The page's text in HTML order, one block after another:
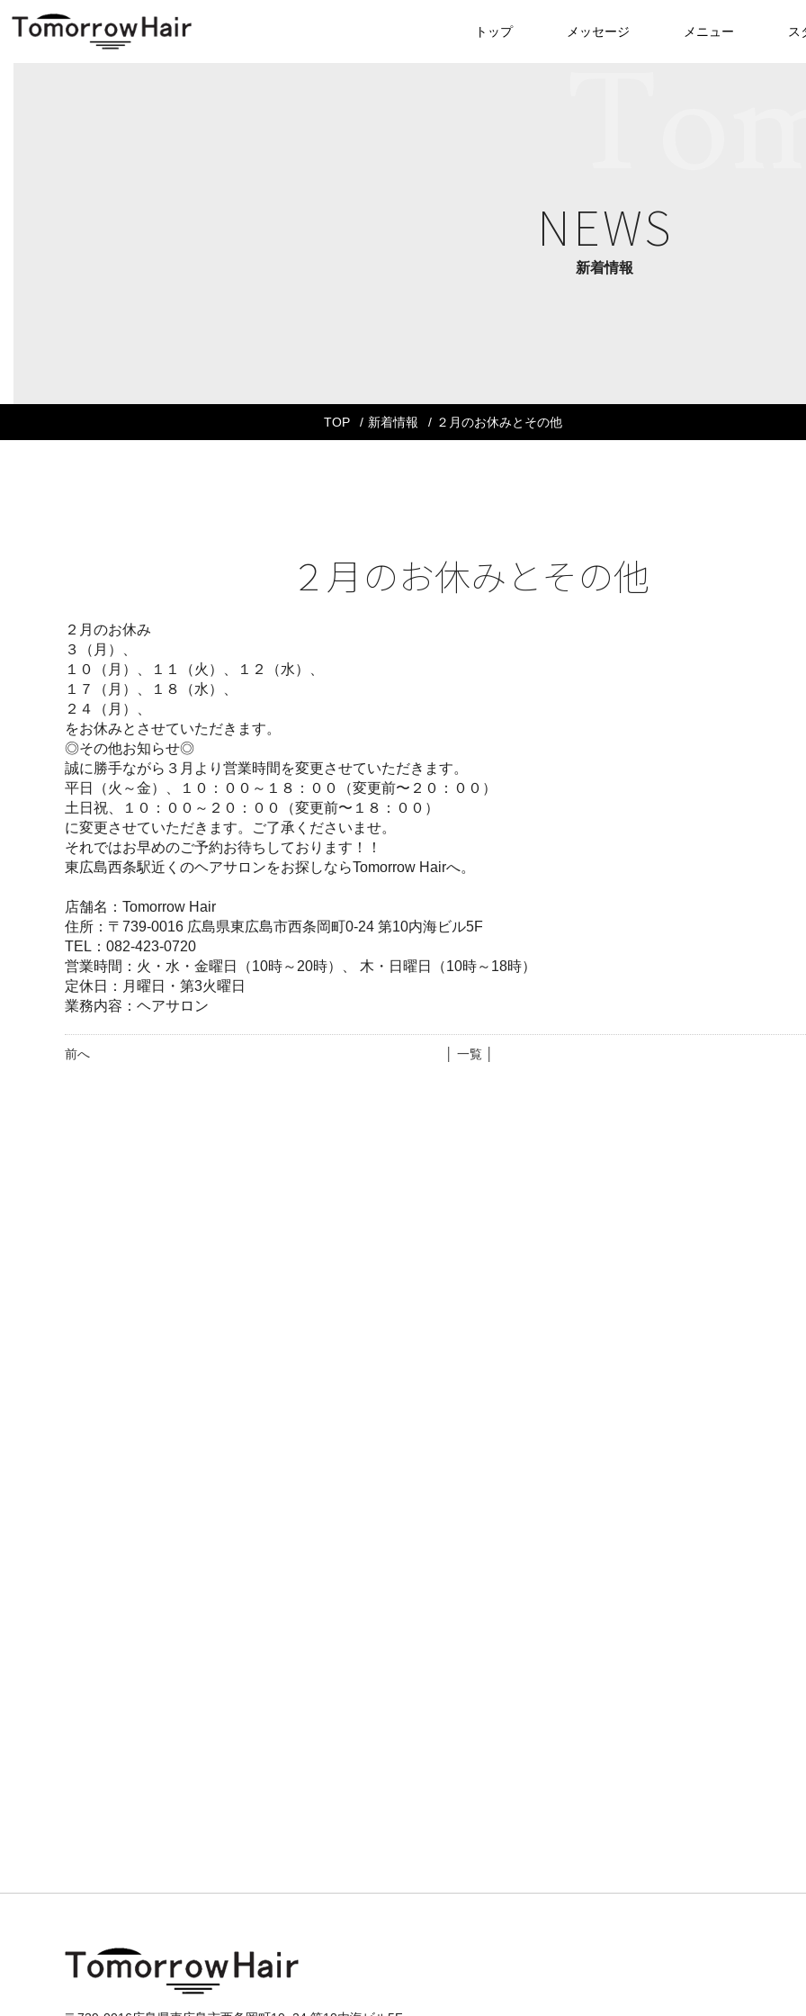
トップ メッセージ メニュー ス
NEWS
新着情報
TOP 新着情報 ２月のお休みとその他
２月のお休みとその他
２月のお休み
３（月）、
１０（月）、１１（火）、１２（水）、
１７（月）、１８（水）、
２４（月）、
をお休みとさせていただきます。
◎その他お知らせ◎
誠に勝手ながら３月より営業時間を変更させていただきます。
平日（火～金）、１０：００～１８：００（変更前〜２０：００）
土日祝、１０：００～２０：００（変更前〜１８：００）
に変更させていただきます。ご了承くださいませ。
それではお早めのご予約お待ちしております！！
東広島西条駅近くのヘアサロンをお探しならTomorrow Hairへ。
店舗名：Tomorrow Hair
住所：〒739-0016 広島県東広島市西条岡町0-24 第10内海ビル5F
TEL：082-423-0720
営業時間：火・水・金曜日（10時～20時）、 木・日曜日（10時～18時）
定休日：月曜日・第3火曜日
業務内容：ヘアサロン
前へ │ 一覧 │